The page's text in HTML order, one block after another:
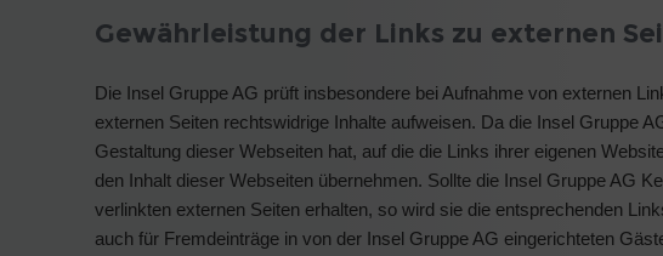
Gewährleistung der Links zu externen
Die Insel Gruppe AG prüft insbesondere bei Aufnahme von externen
externen Seiten rechtswidrige Inhalte aufweisen. Da die Insel Gruppe
Gestaltung dieser Webseiten hat, auf die die Links ihrer eigenen
den Inhalt dieser Webseiten übernehmen. Sollte die Insel Gruppe AG
verlinkten externen Seiten erhalten, so wird sie die entsprechenden
auch für Fremdeinträge in von der Insel Gruppe AG eingerichteten